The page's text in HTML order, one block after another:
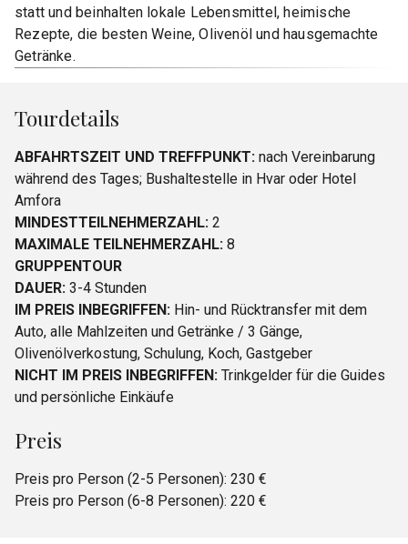
statt und beinhalten lokale Lebensmittel, heimische
Rezepte, die besten Weine, Olivenöl und hausgemachte
Getränke.
Tourdetails
ABFAHRTSZEIT UND TREFFPUNKT: nach Vereinbarung
während des Tages; Bushaltestelle in Hvar oder Hotel
Amfora
MINDESTTEILNEHMERZAHL: 2
MAXIMALE TEILNEHMERZAHL: 8
GRUPPENTOUR
DAUER: 3-4 Stunden
IM PREIS INBEGRIFFEN: Hin- und Rücktransfer mit dem
Auto, alle Mahlzeiten und Getränke / 3 Gänge,
Olivenölverkostung, Schulung, Koch, Gastgeber
NICHT IM PREIS INBEGRIFFEN: Trinkgelder für die Guides
und persönliche Einkäufe
Preis
Preis pro Person (2-5 Personen): 230 €
Preis pro Person (6-8 Personen): 220 €